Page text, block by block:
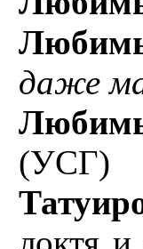
даже
(УСГ)